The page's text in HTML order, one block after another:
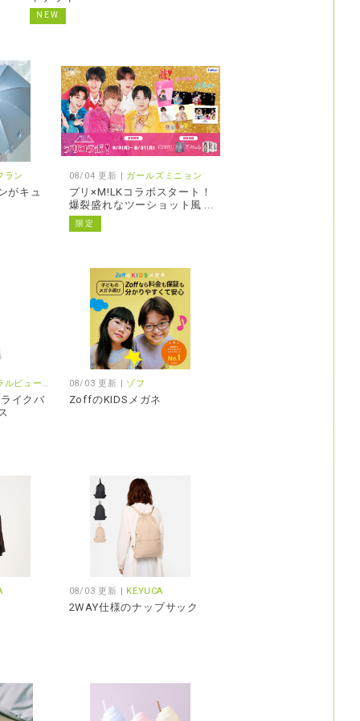
NEW
ラン
がキュ
08/04 更新 | ガールズミニョン
プリ×M!LKコラボスタート！
爆裂盛れなツーショット風
プリを楽しもう！
限定
ーシック/プロポーション
イクバ
08/03 更新 | ゾフ
ZoffのKIDSメガネ
08/03 更新 | KEYUCA
2WAY仕様のナップサック